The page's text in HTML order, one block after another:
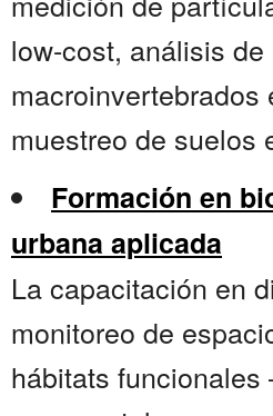
low-cost, análisis de
macroinvertebrados
muestreo de suelos
Formación en
urbana aplicada
La capacitación en
monitoreo de
hábitats